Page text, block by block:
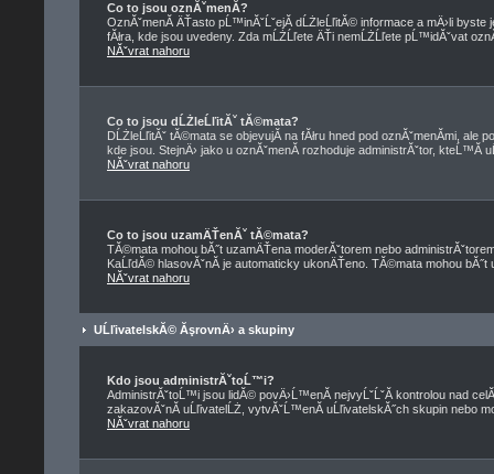
Co to jsou oznĂˇmenĂ­?
OznĂˇmenĂ­ ÄŤasto pĹ™inĂˇĹˇejĂ­ dĹŻleĹľitĂ© informace a mÄ›li
fĂłra, kde jsou uvedeny. Zda mĹŻĹľete ÄŤi nemĹŻĹľete pĹ™idĂˇvat
NĂˇvrat nahoru
Co to jsou dĹŻleĹľitĂˇ tĂ©mata?
DĹŻleĹľitĂˇ tĂ©mata se objevujĂ­ na fĂłru hned pod oznĂˇmenĂ­mi,
kde jsou. StejnÄ› jako u oznĂˇmenĂ­ rozhoduje administrĂˇtor, kteĹ™Ă­
NĂˇvrat nahoru
Co to jsou uzamÄŤenĂˇ tĂ©mata?
TĂ©mata mohou bĂ˝t uzamÄŤena moderĂˇtorem nebo
KaĹľdĂ© hlasovĂˇnĂ­ je automaticky ukonÄŤeno. TĂ©mata mohou
NĂˇvrat nahoru
UĹľivatelskĂ© ĂşrovnÄ› a skupiny
Kdo jsou administrĂˇtoĹ™i?
AdministrĂˇtoĹ™i jsou lidĂ© povÄ›Ĺ™enĂ­ nejvyĹˇĹˇĂ­ kontrolou nad
zakazovĂˇnĂ­ uĹľivatelĹŻ, vytvĂˇĹ™enĂ­ uĹľivatelskĂ˝ch skupin nebo
NĂˇvrat nahoru